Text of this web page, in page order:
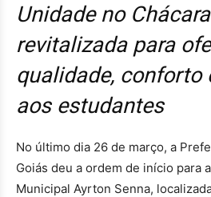
Unidade no
revitalizada para
qualidade, conforto
aos estudantes
No último dia 26 de março, a
Goiás deu a ordem de início para
Municipal Ayrton Senna,